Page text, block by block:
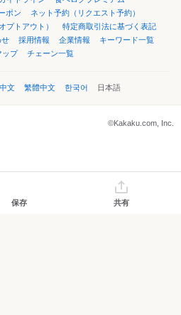
ポン
ネット予約（リクエスト予約）
プトアウト）
特定商取引法に基づく表記
採用情報 企業情報
キーワード一覧
ップ
チェーン一覧
文 繁體中文 한국어 日本語
©Kakaku.com, Inc.
保存 共有